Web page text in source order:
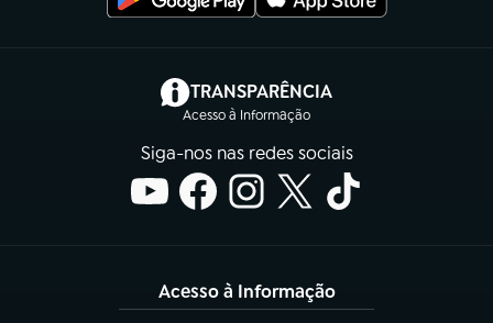
TRANSPARÊNCIA
Acesso à Informação
(abre em nova aba)
Siga-nos nas redes sociais
Acesso à Informação